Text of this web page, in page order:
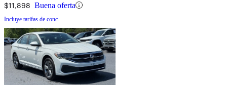
$11,898 Buena oferta
Incluye tarifas de conc.